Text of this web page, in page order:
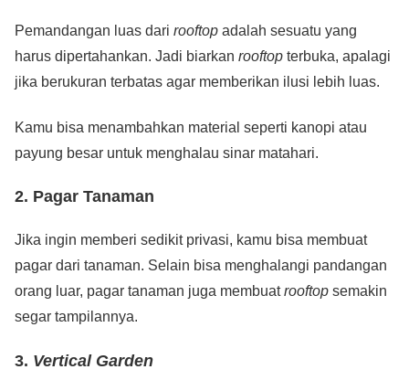
Pemandangan luas dari rooftop adalah sesuatu yang
harus dipertahankan. Jadi biarkan rooftop terbuka, apalagi
jika berukuran terbatas agar memberikan ilusi lebih luas.
Kamu bisa menambahkan material seperti kanopi atau
payung besar untuk menghalau sinar matahari.
2. Pagar Tanaman
Jika ingin memberi sedikit privasi, kamu bisa membuat
pagar dari tanaman. Selain bisa menghalangi pandangan
orang luar, pagar tanaman juga membuatrooftop semakin
segar tampilannya.
3. Vertical Garden